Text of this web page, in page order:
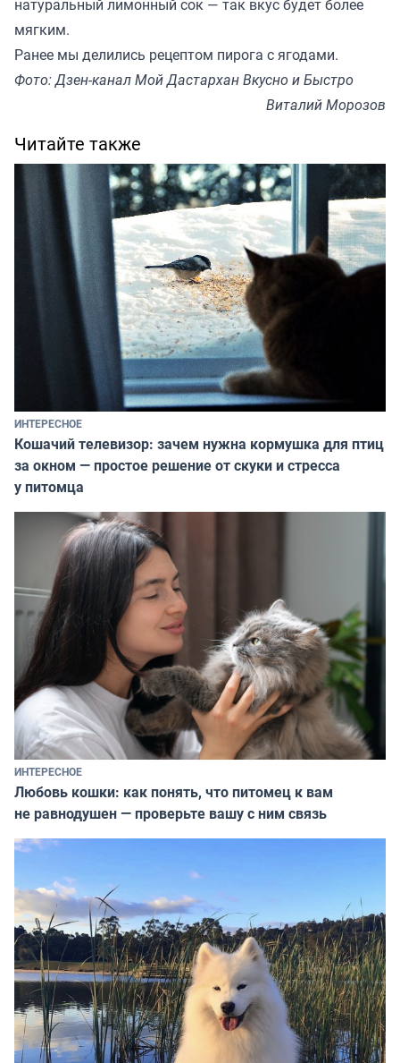
натуральный лимонный сок — так вкус будет более
мягким.
Ранее мы делились рецептом пирога с ягодами.
Фото: Дзен-канал Мой Дастархан Вкусно и Быстро
Виталий Морозов
Читайте также
ИНТЕРЕСНОЕ
Кошачий телевизор: зачем нужна кормушка для птиц
за окном — простое решение от скуки и стресса
у питомца
ИНТЕРЕСНОЕ
Любовь кошки: как понять, что питомец к вам
не равнодушен — проверьте вашу с ним связь